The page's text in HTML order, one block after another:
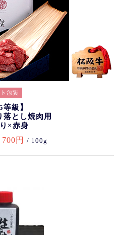
等級】
落とし焼肉用
×赤身
700円 / 100g